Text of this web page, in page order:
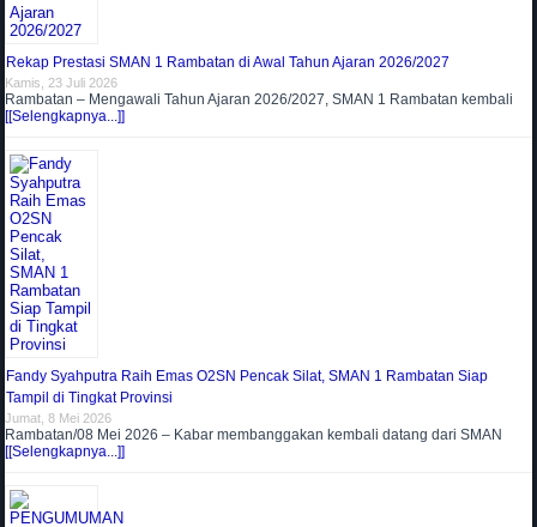
Rekap Prestasi SMAN 1 Rambatan di Awal Tahun Ajaran 2026/2027
Kamis, 23 Juli 2026
Rambatan – Mengawali Tahun Ajaran 2026/2027, SMAN 1 Rambatan kembali
[[Selengkapnya...]]
Fandy Syahputra Raih Emas O2SN Pencak Silat, SMAN 1 Rambatan Siap
Tampil di Tingkat Provinsi
Jumat, 8 Mei 2026
Rambatan/08 Mei 2026 – Kabar membanggakan kembali datang dari SMAN
[[Selengkapnya...]]